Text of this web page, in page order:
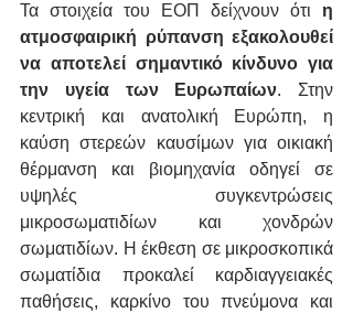
Τα στοιχεία του ΕΟΠ δείχνουν ότι η
ατμοσφαιρική ρύπανση εξακολουθεί
να αποτελεί σημαντικό κίνδυνο για
την υγεία των Ευρωπαίων. Στην
κεντρική και ανατολική Ευρώπη, η
καύση στερεών καυσίμων για οικιακή
θέρμανση και βιομηχανία οδηγεί σε
υψηλές συγκεντρώσεις
μικροσωματιδίων και χονδρών
σωματιδίων. Η έκθεση σε μικροσκοπικά
σωματίδια προκαλεί καρδιαγγειακές
παθήσεις, καρκίνο του πνεύμονα και